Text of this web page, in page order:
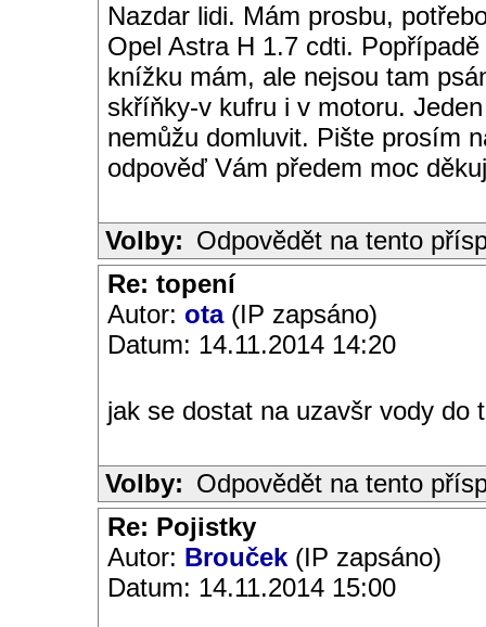
Nazdar lidi. Mám prosbu,
Opel Astra H 1.7 cdti.
knížku mám, ale nejsou tam
skříňky-v kufru i v motoru.
nemůžu domluvit. Pište prosím
odpověď Vám předem moc
Volby: Odpovědět na tento
Re: topení
Autor: ota(IP zapsáno)
Datum: 14.11.2014 14:20
jak se dostat na uzavšr vody do
Volby: Odpovědět na tento
Re: Pojistky
Autor: Brouček (IP zapsáno)
Datum: 14.11.2014 15:00